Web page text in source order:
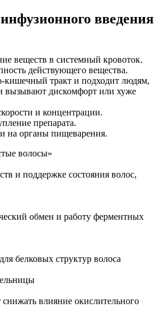
введения
веществ в системный кровоток.
действующего вещества.
кишечный тракт и подходит людям,
вызывают дискомфорт или хуже
и концентрации.
препарата.
на органы пищеварения.
волосы»
и поддержке состояния волос,
обмен и работу ферментных
белковых структур волоса
влияние окислительного